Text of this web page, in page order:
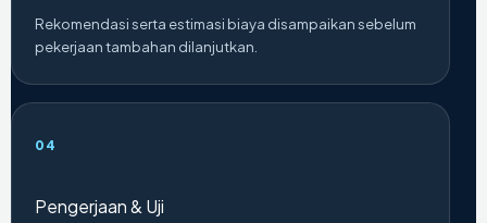
Rekomendasi serta estimasi biaya disampaikan sebelum
pekerjaan tambahan dilanjutkan.
Pengerjaan & Uji